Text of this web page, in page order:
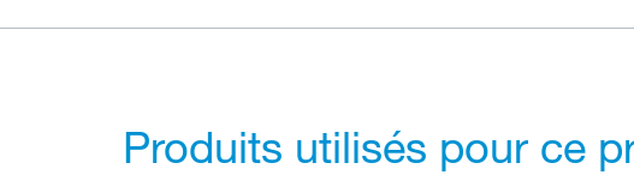
Produits utilisés pour ce